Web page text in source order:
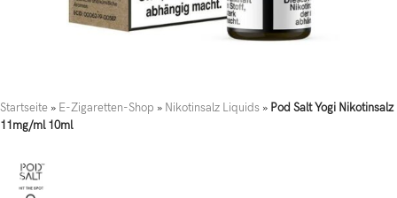
Startseite » E-Zigaretten-Shop » Nikotinsalz Liquids » Pod Salt Yogi Nikotinsalz
11mg/ml 10ml